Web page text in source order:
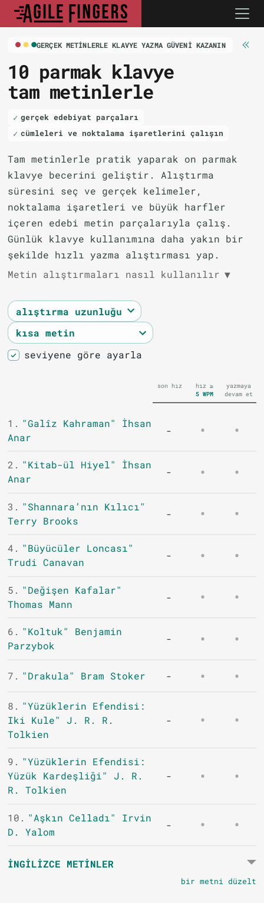
GERÇEK METINLERLE KLAVYE YAZMA GÜVENI KAZANIN
10 parmak klavye
tam metinlerle
gerçek edebiyat parçaları
cümleleri ve noktalama işaretlerini çalışın
Tam metinlerle pratik yaparak on parmak
klavye becerini geliştir. Alıştırma
süresini seç ve gerçek kelimeler,
noktalama işaretleri ve büyük harfler
içeren edebi metin parçalarıyla çalış.
Günlük klavye kullanımına daha yakın bir
şekilde hızlı yazma alıştırması yap.
Metin alıştırmaları nasıl kullanılır ▼
seviyene göre ayarla
son hız
hız ≥
5 WPM
yazmaya
devam et
1. "Galîz Kahraman" İhsan
Anar
-
2. "Kitab-ül Hiyel" İhsan
Anar
-
3. "Shannara’nın Kılıcı"
Terry Brooks
-
4. "Büyücüler Loncası"
Trudi Canavan
-
5. "Değişen Kafalar"
Thomas Mann
-
6. "Koltuk" Benjamin
Parzybok
-
7. "Drakula" Bram Stoker -
8. "Yüzüklerin Efendisi:
Iki Kule" J. R. R.
Tolkien
-
9. "Yüzüklerin Efendisi:
Yüzük Kardeşliği" J. R.
R. Tolkien
-
10. "Aşkın Celladı" Irvin
D. Yalom
-
İNGILIZCE METINLER
bir metni düzelt